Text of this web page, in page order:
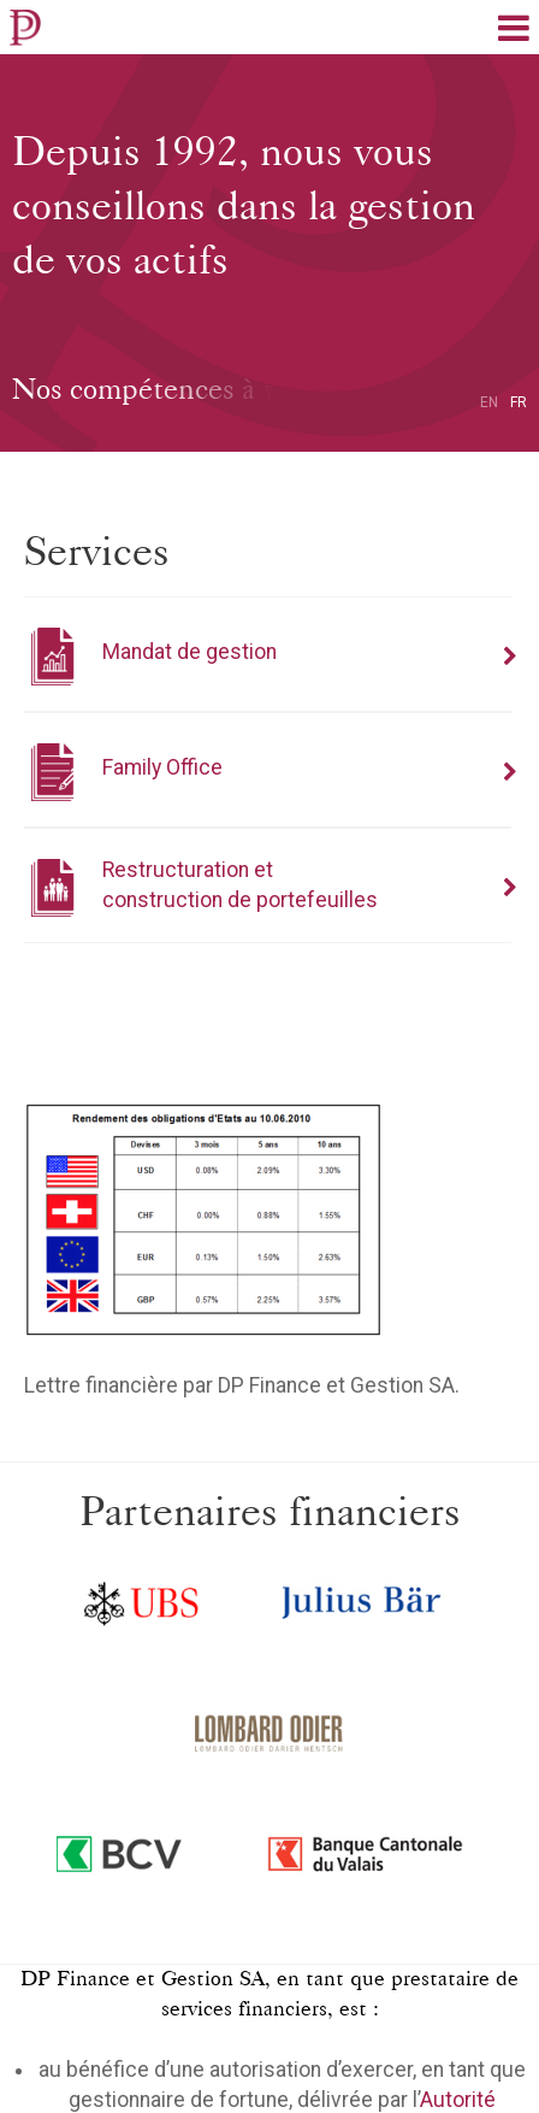
FR
EN
Lettre financière par DP Finance et Gestion SA.
Services
Mandat de gestion
Family Office
Restructuration et
construction de portefeuilles
Partenaires financiers
DP Finance et Gestion SA, en tant que prestataire de
services financiers, est :
au bénéfice d’une autorisation d’exercer, en tant que
gestionnaire de fortune, délivrée par l’Autorité